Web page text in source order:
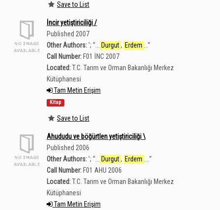
Save to List
İncir yetiştiriciliği /
Published 2007
Other Authors:'; “ Durgut , Erdem ...”
Call Number: F01 İNC 2007
Located:T.C. Tarım ve Orman Bakanlığı Merkez
Kütüphanesi
Tam Metin Erişim
Kitap
Save to List
Ahududu ve böğürtlen yetiştiriciliği \
Published 2006
Other Authors:'; “ Durgut , Erdem ....”
Call Number: F01 AHU 2006
Located:T.C. Tarım ve Orman Bakanlığı Merkez
Kütüphanesi
Tam Metin Erişim